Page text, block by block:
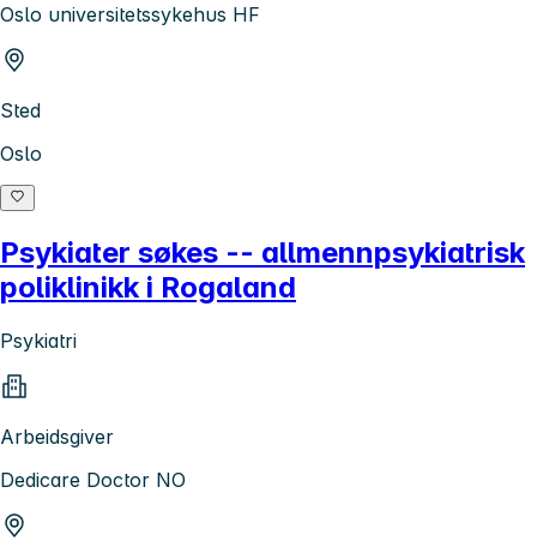
Oslo universitetssykehus HF
Sted
Oslo
Psykiater søkes -- allmennpsykiatrisk
poliklinikk i Rogaland
Psykiatri
Arbeidsgiver
Dedicare Doctor NO